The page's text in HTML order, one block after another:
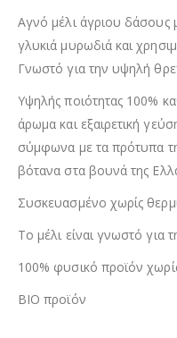
Αγνό μέλι άγριου δάσους
γλυκιά μυρωδιά και
Γνωστό για την υψηλή
Υψηλής ποιότητας 100%
άρωμα και εξαιρετική
σύμφωνα με τα πρότυπα
βότανα στα βουνά της
Συσκευασμένο χωρίς
Το μέλι είναι γνωστό για
100% φυσικό προϊόν
BIO προϊόν